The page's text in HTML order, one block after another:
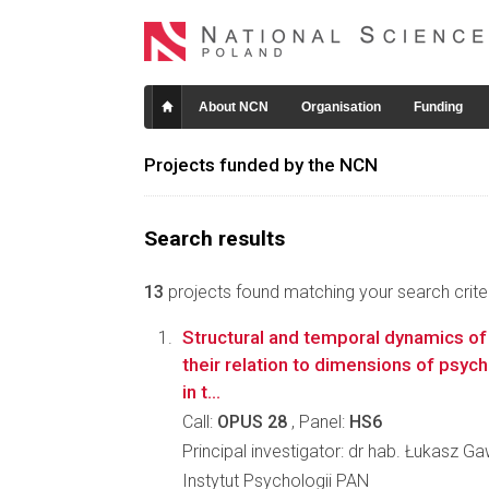
About NCN Organisation Funding
Projects funded by the NCN
Search results
13 projects found matching your search
Structural and temporal dynamics
their relation to dimensions of
in t...
Call: OPUS 28 , Panel: HS6
Principal investigator: dr hab. Łukasz
Instytut Psychologii PAN